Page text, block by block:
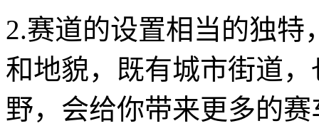
2.赛道的设置相当的独
和地貌，既有城市街道
野，会给你带来更多的